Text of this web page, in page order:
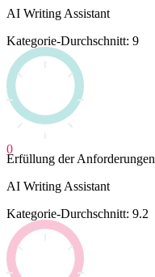
AI Writing Assistant
Kategorie-Durchschnitt: 9
0
Erfüllung der Anforderungen
AI Writing Assistant
Kategorie-Durchschnitt: 9.2